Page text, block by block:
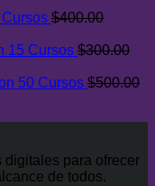
$400.00
15 Cursos $300.00
50 Cursos $500.00
para ofrecer
de todos.